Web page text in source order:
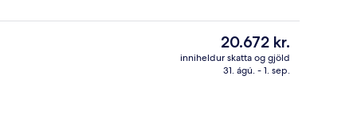
Inngangur gististaðar
Núverandi
verð
er
20.672 kr.
inniheldur skatta og gjöld
31. ágú. - 1. sep.